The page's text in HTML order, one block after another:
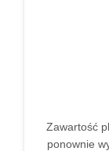
Zawartość
ponownie